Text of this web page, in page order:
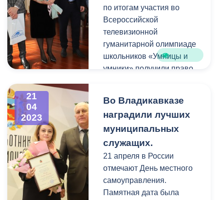
ремонтные работы
планируется завершить к
осени.
по итогам участия во
Всероссийской
телевизионной
гуманитарной олимпиаде
школьников «Умницы и
умники» получили право
вуз.
Валерий Данильянц (СОШ
№30) стал победителем
интеллектуальной игры, а
Ацамаз Гаглоев (СОШ
№11) - призером.
21
04
2023
Во Владикавказе
наградили лучших
муниципальных
служащих.
21 апреля в России
отмечают День местного
самоуправления.
Памятная дата была